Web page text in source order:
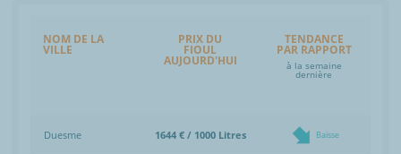
NOM DE LA
VILLE
PRIX DU
FIOUL
AUJOURD'HUI
TENDANCE
PAR RAPPORT
à la semaine
dernière
Duesme 1644 € / 1000 Litres Baisse